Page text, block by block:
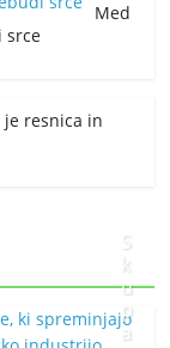
Med
srce
je resnica in
S
k
u
p
a